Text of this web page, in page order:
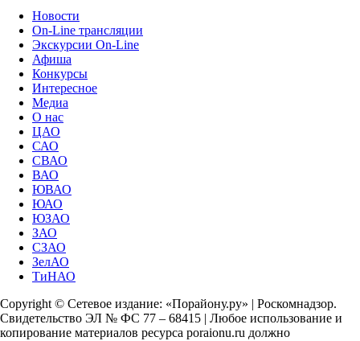
Новости
On-Line трансляции
Экскурсии On-Line
Афиша
Конкурсы
Интересное
Медиа
О нас
ЦАО
САО
СВАО
ВАО
ЮВАО
ЮАО
ЮЗАО
ЗАО
СЗАО
ЗелАО
ТиНАО
Copyright © Сетевое издание: «Порайону.ру» | Роскомнадзор.
Свидетельство ЭЛ № ФС 77 – 68415 | Любое использование и
копирование материалов ресурса poraionu.ru должно